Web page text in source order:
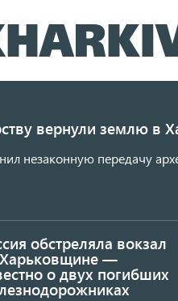
вернули землю в
незаконную передачу
обстреляла вокзал
—
о двух погибших